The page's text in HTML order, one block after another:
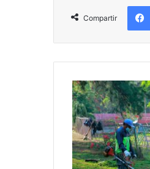
Compartir
#Morelia
Se
Ponen
A
Limpiar
La
Col.